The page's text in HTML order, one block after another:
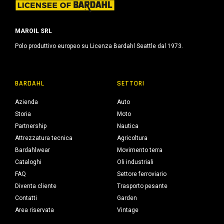
MAROIL SRL
Polo produttivo europeo su Licenza Bardahl Seattle dal 1973.
BARDAHL
Azienda
Storia
Partnership
Attrezzatura tecnica
Bardahlwear
Cataloghi
FAQ
Diventa cliente
Contatti
Area riservata
SETTORI
Auto
Moto
Nautica
Agricoltura
Movimento terra
Oli industriali
Settore ferroviario
Trasporto pesante
Garden
Vintage